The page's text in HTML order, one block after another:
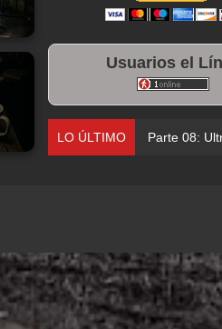
Usuarios el
LO ÚLTIMO Parte 08: